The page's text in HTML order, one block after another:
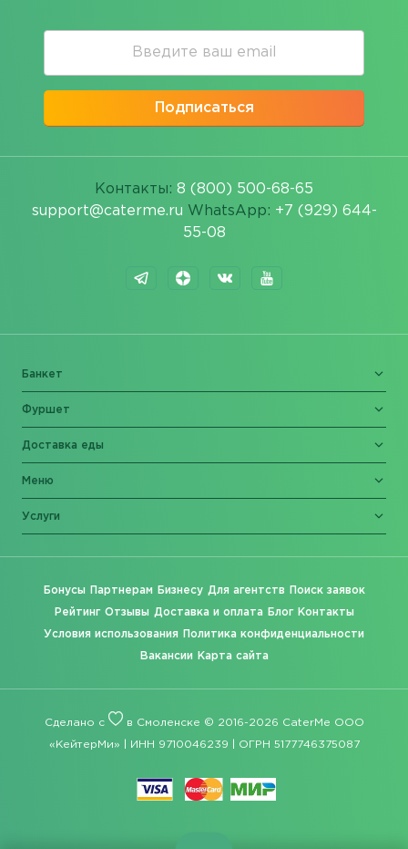
Подписаться
Контакты: 8 (800) 500-68-65
support@caterme.ru WhatsApp: +7 (929) 644-
55-08
Банкет
Фуршет
Доставка еды
Меню
Услуги
Бонусы Партнерам Бизнесу Для агентств Поиск заявок
Рейтинг Отзывы Доставка и оплата Блог Контакты
Условия использования Политика конфиденциальности
Вакансии Карта сайта
Сделано с в Смоленске © 2016-2026 CaterMe ООО
«КейтерМи» | ИНН 9710046239 | ОГРН 5177746375087